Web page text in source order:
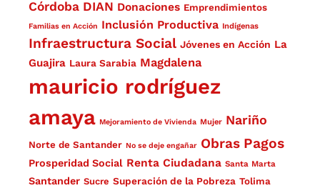
Córdoba DIAN Donaciones Emprendimientos
Familias en Acción Inclusión Productiva Indígenas
Infraestructura Social Jóvenes en Acción La
Guajira Laura Sarabia Magdalena
mauricio rodríguez
amaya Mejoramiento de Vivienda Mujer Nariño
Norte de Santander No se deje engañar Obras Pagos
Prosperidad Social Renta Ciudadana Santa Marta
Santander Sucre Superación de la Pobreza Tolima